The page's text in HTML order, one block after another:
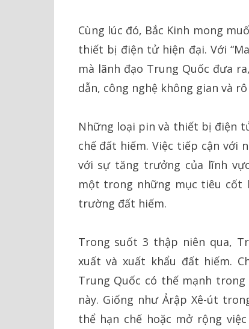
Cùng lúc đó, Bắc Kinh mong
thiết bị điện tử hiện đại. Với
mà lãnh đạo Trung Quốc đưa
dẫn, công nghệ không gian và
Những loại pin và thiết bị điện
chế đất hiếm. Việc tiếp cận với
với sự tăng trưởng của lĩnh
một trong những mục tiêu cốt
trường đất hiếm.
Trong suốt 3 thập niên qua,
xuất và xuất khẩu đất hiếm.
Trung Quốc có thế mạnh
này. Giống như Ảrập Xê-út
thể hạn chế hoặc mở rộng